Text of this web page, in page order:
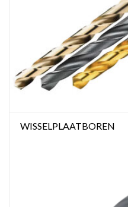
Alles om te Frezen |
Alles om te Draaien |
WISSELPLAATBOREN